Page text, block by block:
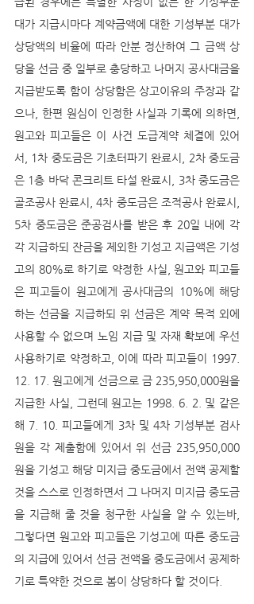
대가 지급시마다 계약금액에 대한 기성부분 대가
상당액의 비율에 따라 안분 정산하여 그 금액 상
당을 선금 중 일부로 충당하고 나머지 공사대금을
지급받도록 함이 상당함은 상고이유의 주장과 같
으나, 한편 원심이 인정한 사실과 기록에 의하면,
원고와 피고들은 이 사건 도급계약 체결에 있어
서, 1차 중도금은 기초터파기 완료시, 2차 중도금
은 1층 바닥 콘크리트 타설 완료시, 3차 중도금은
골조공사 완료시, 4차 중도금은 조적공사 완료시,
5차 중도금은 준공검사를 받은 후 20일 내에 각
각 지급하되 잔금을 제외한 기성고 지급액은 기성
고의 80%로 하기로 약정한 사실, 원고와 피고들
은 피고들이 원고에게 공사대금의 10%에 해당
하는 선금을 지급하되 위 선금은 계약 목적 외에
사용할 수 없으며 노임 지급 및 자재 확보에 우선
사용하기로 약정하고, 이에 따라 피고들이 1997.
12. 17. 원고에게 선금으로 금 235,950,000원을
지급한 사실, 그런데 원고는 1998. 6. 2. 및 같은
해 7. 10. 피고들에게 3차 및 4차 기성부분 검사
원을 각 제출함에 있어서 위 선금 235,950,000
원을 기성고 해당 미지급 중도금에서 전액 공제할
것을 스스로 인정하면서 그 나머지 미지급 중도금
을 지급해 줄 것을 청구한 사실을 알 수 있는바,
그렇다면 원고와 피고들은 기성고에 따른 중도금
의 지급에 있어서 선금 전액을 중도금에서 공제하
기로 특약한 것으로 봄이 상당하다 할 것이다.